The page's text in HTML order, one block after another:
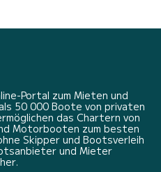
Portal zum Mieten und
50 000 Boote von privaten
das Chartern von
Motorbooten zum besten
Skipper und Bootsverleih
und Mieter